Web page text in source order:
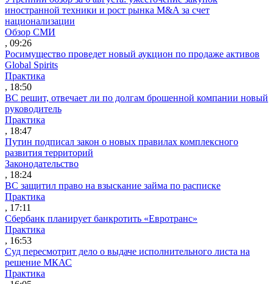
иностранной техники и рост рынка M&A за счет
национализации
Обзор СМИ
, 09:26
Росимущество проведет новый аукцион по продаже активов
Global Spirits
Практика
, 18:50
ВС решит, отвечает ли по долгам брошенной компании новый
руководитель
Практика
, 18:47
Путин подписал закон о новых правилах комплексного
развития территорий
Законодательство
, 18:24
ВС защитил право на взыскание займа по расписке
Практика
, 17:11
Сбербанк планирует банкротить «Евротранс»
Практика
, 16:53
Суд пересмотрит дело о выдаче исполнительного листа на
решение МКАС
Практика